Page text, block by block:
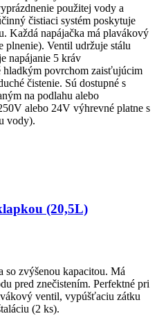
použitej vody a
čistiaci systém poskytuje
Každá napájačka má plavákový
plnenie). Ventil udržuje stálu
napájanie 5 kráv
hladkým povrchom zaisťujúcim
čistenie. Sú dostupné s
na podlahu alebo
alebo 24V výhrevné platne s
vody).
(20,5L)
so zvýšenou kapacitou. Má
pred znečistením. Perfektné pri
ventil, vypúšťaciu zátku
(2 ks).